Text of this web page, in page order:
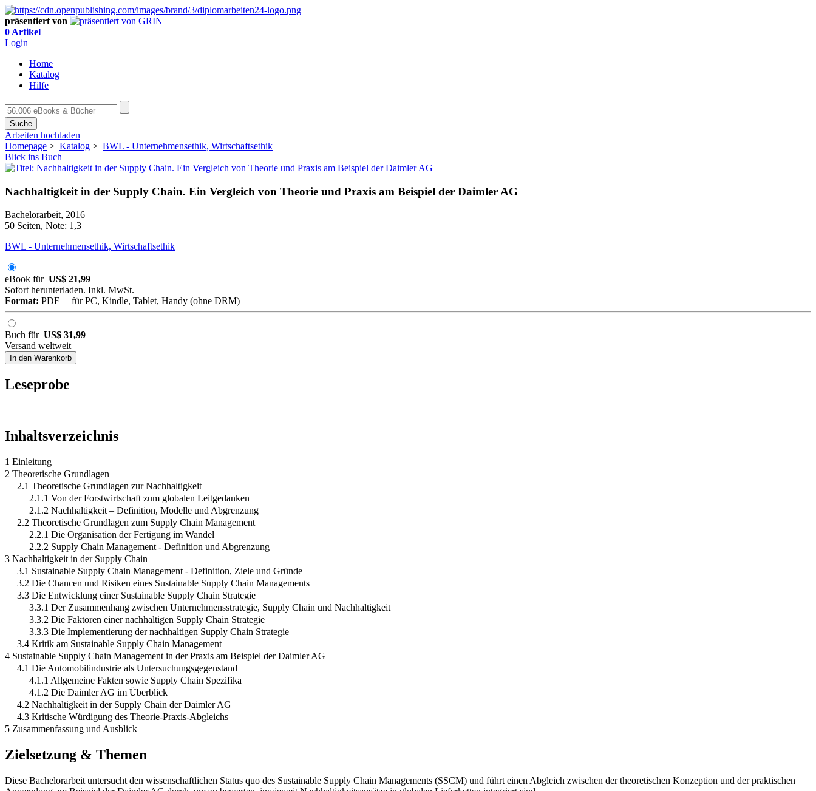
präsentiert von
0 Artikel
Login
Home
Katalog
Hilfe
Suche
Arbeiten hochladen
Homepage > Katalog > BWL - Unternehmensethik, Wirtschaftsethik
Blick ins Buch
Nachhaltigkeit in der Supply Chain. Ein Vergleich von Theorie und Praxis am Beispiel der Daimler AG
Bachelorarbeit, 2016
50 Seiten, Note: 1,3
BWL - Unternehmensethik, Wirtschaftsethik
eBook für US$ 21,99
Sofort herunterladen. Inkl. MwSt.
Format: PDF – für PC, Kindle, Tablet, Handy (ohne DRM)
Buch für US$ 31,99
Versand weltweit
In den Warenkorb
Leseprobe
Inhaltsverzeichnis
1 Einleitung
2 Theoretische Grundlagen
2.1 Theoretische Grundlagen zur Nachhaltigkeit
2.1.1 Von der Forstwirtschaft zum globalen Leitgedanken
2.1.2 Nachhaltigkeit – Definition, Modelle und Abgrenzung
2.2 Theoretische Grundlagen zum Supply Chain Management
2.2.1 Die Organisation der Fertigung im Wandel
2.2.2 Supply Chain Management - Definition und Abgrenzung
3 Nachhaltigkeit in der Supply Chain
3.1 Sustainable Supply Chain Management - Definition, Ziele und Gründe
3.2 Die Chancen und Risiken eines Sustainable Supply Chain Managements
3.3 Die Entwicklung einer Sustainable Supply Chain Strategie
3.3.1 Der Zusammenhang zwischen Unternehmensstrategie, Supply Chain und Nachhaltigkeit
3.3.2 Die Faktoren einer nachhaltigen Supply Chain Strategie
3.3.3 Die Implementierung der nachhaltigen Supply Chain Strategie
3.4 Kritik am Sustainable Supply Chain Management
4 Sustainable Supply Chain Management in der Praxis am Beispiel der Daimler AG
4.1 Die Automobilindustrie als Untersuchungsgegenstand
4.1.1 Allgemeine Fakten sowie Supply Chain Spezifika
4.1.2 Die Daimler AG im Überblick
4.2 Nachhaltigkeit in der Supply Chain der Daimler AG
4.3 Kritische Würdigung des Theorie-Praxis-Abgleichs
5 Zusammenfassung und Ausblick
Zielsetzung & Themen
Diese Bachelorarbeit untersucht den wissenschaftlichen Status quo des Sustainable Supply Chain Managements (SSCM) und führt einen Abgleich zwischen der theoretischen Konzeption und der praktischen